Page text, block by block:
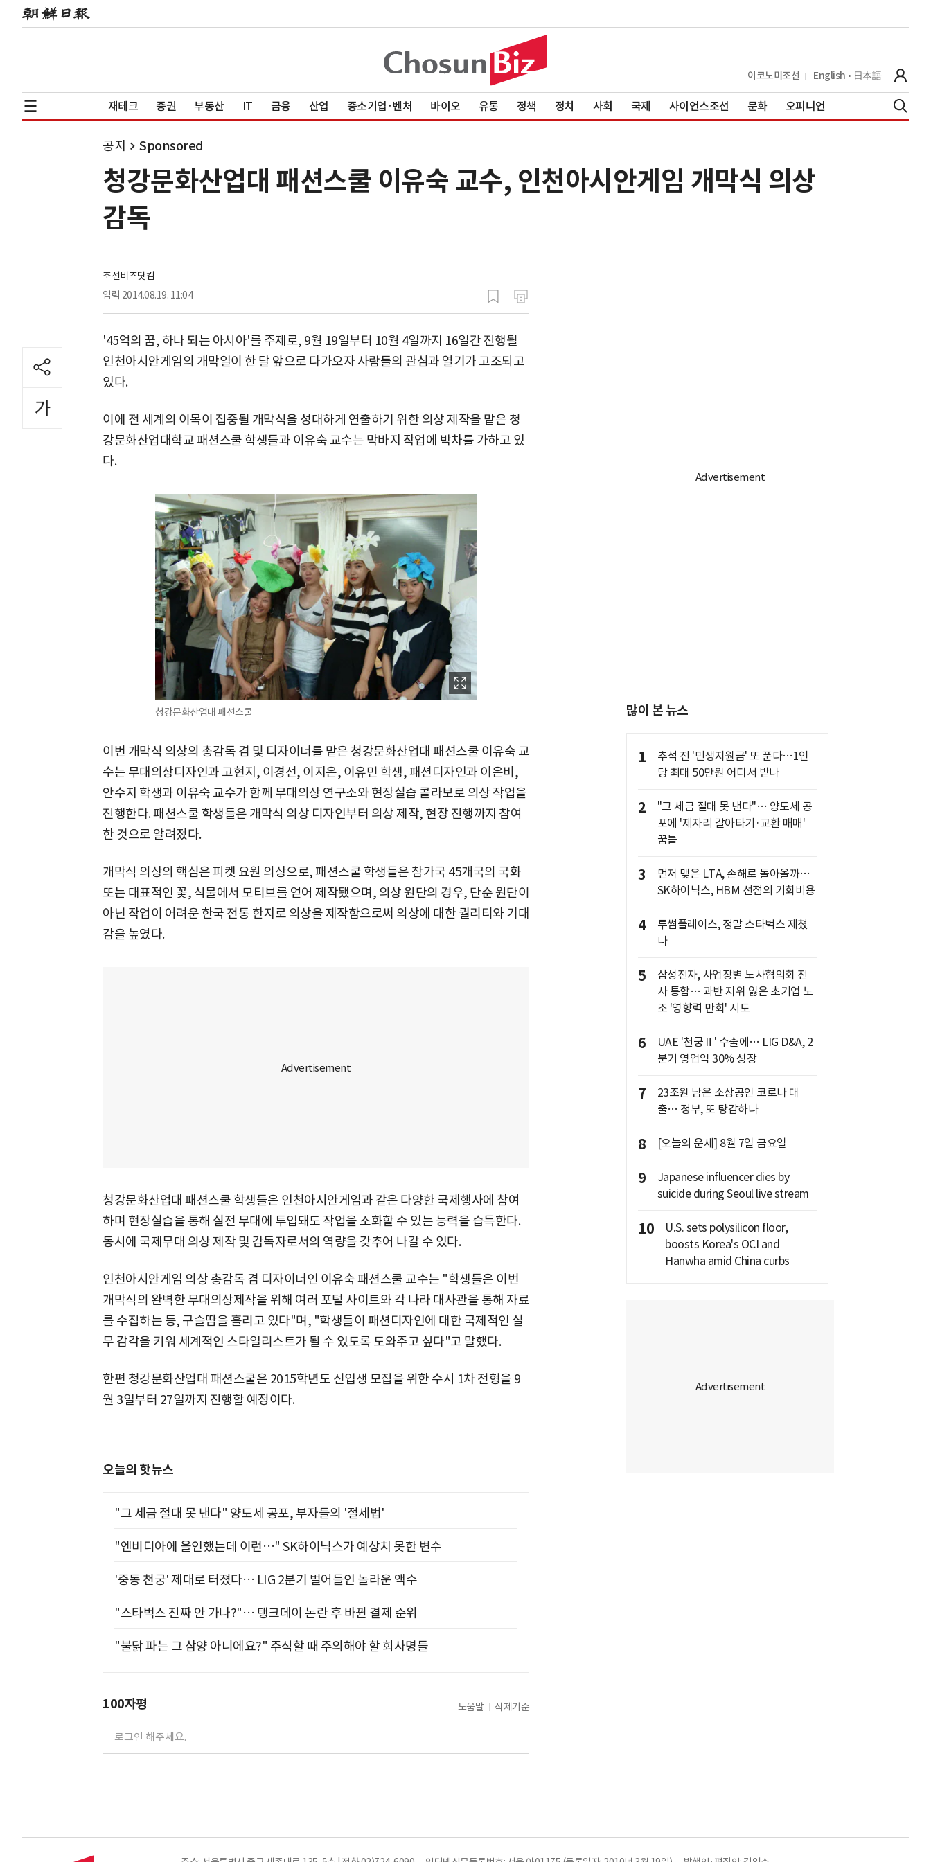
이코노미조선 English 日本語
재테크 증권 부동산 IT 금융 산업 중소기업·벤처 바이오 유통 정책 정치 사회 국제 사이언스조선 문화 오피니언
공지 Sponsored
청강문화산업대 패션스쿨 이유숙 교수, 인천아시안게임 개막식 의상
감독
조선비즈닷컴
입력 2014.08.19. 11:04
'45억의 꿈, 하나 되는 아시아'를 주제로, 9월 19일부터 10월 4일까지 16일간 진행될
인천아시안게임의 개막일이 한 달 앞으로 다가오자 사람들의 관심과 열기가 고조되고
있다.
이에 전 세계의 이목이 집중될 개막식을 성대하게 연출하기 위한 의상 제작을 맡은 청
강문화산업대학교 패션스쿨 학생들과 이유숙 교수는 막바지 작업에 박차를 가하고 있
다.
청강문화산업대 패션스쿨
이번 개막식 의상의 총감독 겸 및 디자이너를 맡은 청강문화산업대 패션스쿨 이유숙 교
수는 무대의상디자인과 고현지, 이경선, 이지은, 이유민 학생, 패션디자인과 이은비,
안수지 학생과 이유숙 교수가 함께 무대의상 연구소와 현장실습 콜라보로 의상 작업을
진행한다. 패션스쿨 학생들은 개막식 의상 디자인부터 의상 제작, 현장 진행까지 참여
한 것으로 알려졌다.
개막식 의상의 핵심은 피켓 요원 의상으로, 패션스쿨 학생들은 참가국 45개국의 국화
또는 대표적인 꽃, 식물에서 모티브를 얻어 제작됐으며, 의상 원단의 경우, 단순 원단이
아닌 작업이 어려운 한국 전통 한지로 의상을 제작함으로써 의상에 대한 퀄리티와 기대
감을 높였다.
청강문화산업대 패션스쿨 학생들은 인천아시안게임과 같은 다양한 국제행사에 참여
하며 현장실습을 통해 실전 무대에 투입돼도 작업을 소화할 수 있는 능력을 습득한다.
동시에 국제무대 의상 제작 및 감독자로서의 역량을 갖추어 나갈 수 있다.
인천아시안게임 의상 총감독 겸 디자이너인 이유숙 패션스쿨 교수는 "학생들은 이번
개막식의 완벽한 무대의상제작을 위해 여러 포털 사이트와 각 나라 대사관을 통해 자료
를 수집하는 등, 구슬땀을 흘리고 있다"며, "학생들이 패션디자인에 대한 국제적인 실
무 감각을 키워 세계적인 스타일리스트가 될 수 있도록 도와주고 싶다"고 말했다.
한편 청강문화산업대 패션스쿨은 2015학년도 신입생 모집을 위한 수시 1차 전형을 9
월 3일부터 27일까지 진행할 예정이다.
오늘의 핫뉴스
"그 세금 절대 못 낸다" 양도세 공포, 부자들의 '절세법'
"엔비디아에 올인했는데 이런…" SK하이닉스가 예상치 못한 변수
'중동 천궁' 제대로 터졌다… LIG 2분기 벌어들인 놀라운 액수
"스타벅스 진짜 안 가나?"… 탱크데이 논란 후 바뀐 결제 순위
"불닭 파는 그 삼양 아니에요?" 주식할 때 주의해야 할 회사명들
100자평 도움말 삭제기준
많이 본 뉴스
1
추석 전 '민생지원금' 또 푼다…1인
당 최대 50만원 어디서 받나
2
"그 세금 절대 못 낸다"… 양도세 공
포에 '제자리 갈아타기·교환 매매'
꿈틀
3
먼저 맺은 LTA, 손해로 돌아올까…
SK하이닉스, HBM 선점의 기회비용
4
투썸플레이스, 정말 스타벅스 제쳤
나
5
삼성전자, 사업장별 노사협의회 전
사 통합… 과반 지위 잃은 초기업 노
조 '영향력 만회' 시도
6
UAE '천궁Ⅱ' 수출에… LIG D&A, 2
분기 영업익 30% 성장
7
23조원 남은 소상공인 코로나 대
출… 정부, 또 탕감하나
8 [오늘의 운세] 8월 7일 금요일
9
Japanese influencer dies by
suicide during Seoul live stream
10
U.S. sets polysilicon floor,
boosts Korea's OCI and
Hanwha amid China curbs